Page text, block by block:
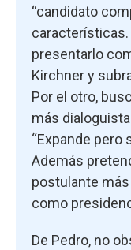
“candidato
características.
presentarlo
Kirchner y
Por el otro,
más
“Expande pero
Además
postulante
como
De Pedro, no